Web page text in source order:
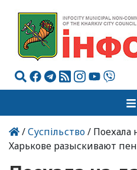
/Суспільство/ Поехала
Харькове разыскивают